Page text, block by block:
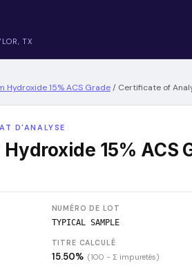
TX
Hydroxide 15% ACS Grade/ Certificate of
D'ANALYSE
15% ACS
NUMÉRO DE LOT
TYPICAL SAMPLE
TITRE CALCULÉ
15.50% (100 − Σ impuretés)